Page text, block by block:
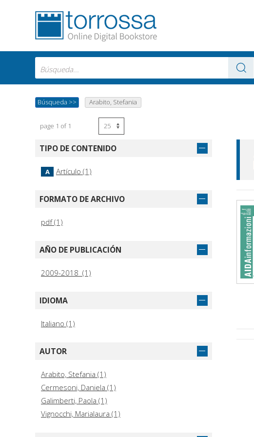
Búsqueda >> Arabito, Stefania
page 1 of 1
TIPO DE CONTENIDO
A Artículo (1)
FORMATO DE ARCHIVO
pdf (1)
AÑO DE PUBLICACIÓN
2009-2018 (1)
IDIOMA
Italiano (1)
AUTOR
Arabito, Stefania (1)
Cermesoni, Daniela (1)
Galimberti, Paola (1)
Vignocchi, Marialaura (1)